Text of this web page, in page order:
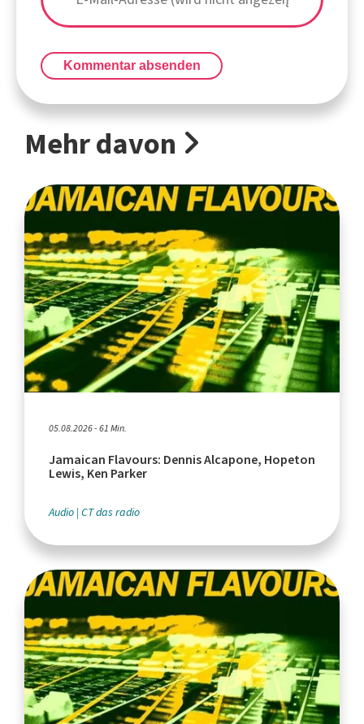
Kommentar absenden
Mehr davon
05.08.2026 - 61 Min.
Jamaican Flavours: Dennis Alcapone, Hopeton
Lewis, Ken Parker
Audio CT das radio